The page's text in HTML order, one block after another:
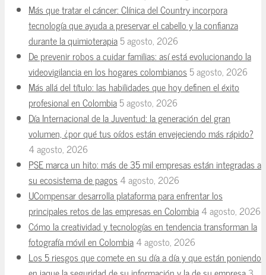
Más que tratar el cáncer: Clínica del Country incorpora
tecnología que ayuda a preservar el cabello y la confianza
durante la quimioterapia5 agosto, 2026
De prevenir robos a cuidar familias: así está evolucionando la
videovigilancia en los hogares colombianos5 agosto, 2026
Más allá del título: las habilidades que hoy definen el éxito
profesional en Colombia5 agosto, 2026
Día Internacional de la Juventud: la generación del gran
volumen, ¿por qué tus oídos están envejeciendo más rápido?
4 agosto, 2026
PSE marca un hito: más de 35 mil empresas están integradas a
su ecosistema de pagos4 agosto, 2026
UCompensar desarrolla plataforma para enfrentar los
principales retos de las empresas en Colombia4 agosto, 2026
Cómo la creatividad y tecnologías en tendencia transforman la
fotografía móvil en Colombia4 agosto, 2026
Los 5 riesgos que comete en su día a día y que están poniendo